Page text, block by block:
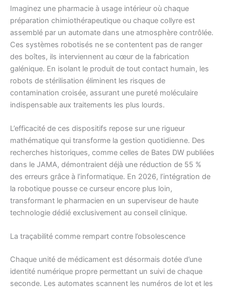
Imaginez une pharmacie à usage intérieur où chaque
préparation chimiothérapeutique ou chaque collyre est
assemblé par un automate dans une atmosphère contrôlée.
Ces systèmes robotisés ne se contentent pas de ranger
des boîtes, ils interviennent au cœur de la fabrication
galénique. En isolant le produit de tout contact humain, les
robots de stérilisation éliminent les risques de
contamination croisée, assurant une pureté moléculaire
indispensable aux traitements les plus lourds.
L’efficacité de ces dispositifs repose sur une rigueur
mathématique qui transforme la gestion quotidienne. Des
recherches historiques, comme celles de Bates DW publiées
dans le JAMA, démontraient déjà une réduction de 55 %
des erreurs grâce à l’informatique. En 2026, l’intégration de
la robotique pousse ce curseur encore plus loin,
transformant le pharmacien en un superviseur de haute
technologie dédié exclusivement au conseil clinique.
La traçabilité comme rempart contre l’obsolescence
Chaque unité de médicament est désormais dotée d’une
identité numérique propre permettant un suivi de chaque
seconde. Les automates scannent les numéros de lot et les